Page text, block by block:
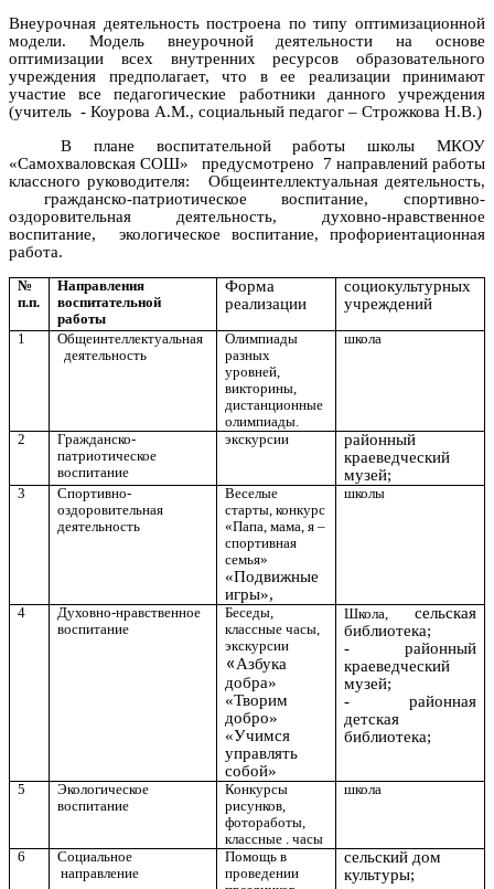
Внеурочная деятельность построена по типу оптимизационной
модели.
Модель внеурочной деятельности на основе
оптимизации всех внутренних ресурсов образовательного
учреждения предполагает, что в ее реализации принимают
участие все педагогические работники данного учреждения
(учитель - Коурова А.М., социальный педагог – Строжкова Н.В.)
В плане воспитательной работы школы МКОУ
«Самохваловская СОШ» предусмотрено 7 направлений работы
классного руководителя: Общеинтеллектуальная деятельность,
гражданско-патриотическое воспитание, спортивно-
оздоровительная деятельность, духовно-нравственное
воспитание, экологическое воспитание, профориентационная
работа.
№
п.п.
Направления
воспитательной
работы
Форма
реализации
социокультурных
учреждений
1
Общеинтеллектуальная
деятельность
Олимпиады
разных
уровней,
викторины,
дистанционные
олимпиады.
школа
2
Гражданско-
патриотическое
воспитание
экскурсии
районный
краеведческий
музей;
3
Спортивно-
оздоровительная
деятельность
Веселые
старты, конкурс
«Папа, мама, я –
спортивная
семья»
«Подвижные
игры»,
школы
4
Духовно-нравственное
воспитание
Беседы,
классные часы,
экскурсии
«Азбука
добра»
«Творим
добро»
«Учимся
управлять
собой»
Школа, сельская
библиотека;
- районный
краеведческий
музей;
- районная
детская
библиотека;
5
Экологическое
воспитание
Конкурсы
рисунков,
фотоработы,
классные . часы
школа
6
Социальное
направление
Помощь в
проведении
сельский дом
культуры;